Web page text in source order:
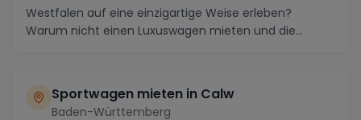
Westfalen auf eine einzigartige Weise erleben?
Warum nicht einen Luxuswagen mieten und die
Sportwagen mieten in Calw
Baden-Württemberg